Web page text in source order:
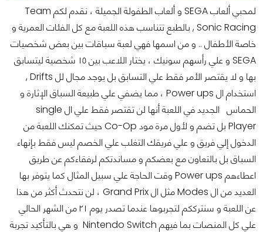
لمحبي ألعاب SEGA و ألعاب الطفولة الجميلة ، نقدم لكم Team
Sonic Racing , بالطبع تتناسب هذه اللعبة مع كل الفئات العمرية و
خاصة الأطفال .. و من اسمها فهي لعبة سباقات بين بعض شخصيات
SEGA و علي رأسهم سونيك ، يختار اللاعب بين ١٥ شخصية ليتسابق
بها و لا يقتصر الأمر فقط علي التسابق بل يوجد مجال لل Drifts ,
استخدام ال Power ups ، مما يضفي علي طبيعة السباق الإثارة و
الحماس
الجديد في اللعبة أنها لن تقتصر فقط علي ال single
Player بل تضم و لأول مرة مود Co-Op حيث تمكنك اللعبة من
الدخول إلي فريق و علي فريقك التغلب علي الخصم ليس فقط بإنهاء
السباق بل بالتعاون مع بعضكم و مساندتكم لرفقاءكم عن طريق
اعطاءهم Power ups وقت الحاجة علي سبيل المثال
كما يتوفر بها
العديد من ال Modes مثل ال Grand Prix ، لن نتحدث أكثر من هذا
عن اللعبة و سنترككم لتجربوها عندما تصدر يوم ٢١ من الشهر الحالي
علي كل المنصات بما فيهم Nintendo Switch و هي بالتأكيد تجربة